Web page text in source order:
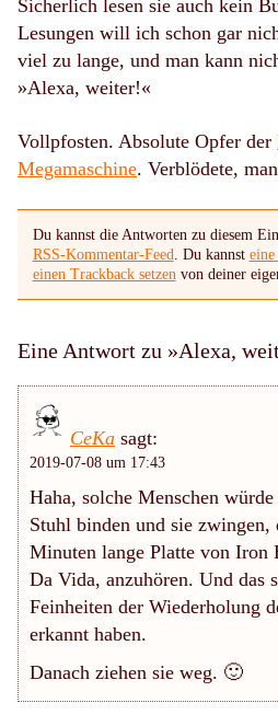
Sicherlich lesen sie auch kein
Lesungen will ich schon gar
viel zu lange, und man kann
»Alexa, weiter!«
Vollpfosten. Absolute Opfer der
Megamaschine. Verblödete,
Du kannst die Antworten zu diesem
RSS-Kommentar-Feed . Du kannst
einen Trackback setzen von deiner
Eine Antwort zu »Alexa,
CeKa sagt:
2019-07-08 um 17:43
Haha, solche Menschen
Stuhl binden und sie zwingen,
Minuten lange Platte von Iron
Da Vida, anzuhören. Und das
Feinheiten der Wiederholung
erkannt haben.
Danach ziehen sie weg. 🙂